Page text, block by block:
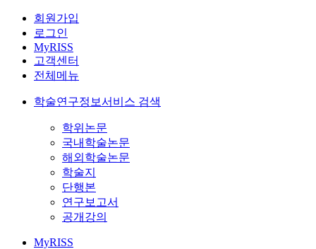
회원가입
로그인
MyRISS
고객센터
전체메뉴
학술연구정보서비스 검색
학위논문
국내학술논문
해외학술논문
학술지
단행본
연구보고서
공개강의
MyRISS